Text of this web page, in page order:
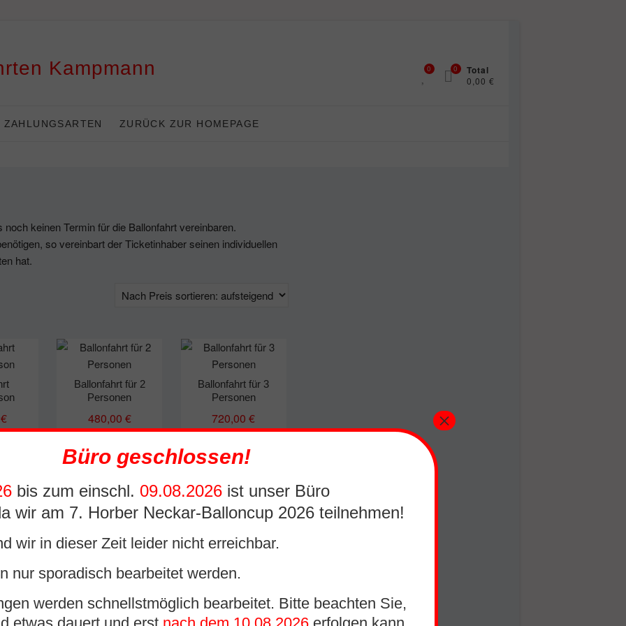
Kampmann 0 Total
0,00 €
0
ZAHLUNGSARTEN ZURÜCK ZUR HOMEPAGE
keinen Termin für die Ballonfahrt vereinbaren.
so vereinbart der Ticketinhaber seinen individuellen
hat.
€
Ballonfahrt für 2
Personen
480,00 €
inkl. MwSt.
Ballonfahrt für 3
Personen
720,00€
inkl. MwSt.
5
Exklusive
inkl. MwSt.
Ballonfahrt für 6
Büro geschlossen!
bis zum einschl. 09.08.2026ist unser Büro
wir am 7. Horber Neckar-Balloncup 2026 teilnehmen!
wir in dieser Zeit leider nicht erreichbar.
nur sporadisch bearbeitet werden.
werden schnellstmöglich bearbeitet. Bitte beachten Sie,
×